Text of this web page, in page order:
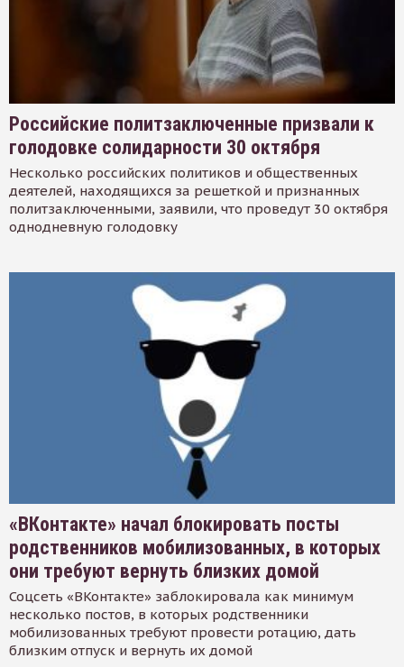
Российские политзаключенные призвали к
голодовке солидарности 30 октября
Несколько российских политиков и общественных
деятелей, находящихся за решеткой и признанных
политзаключенными, заявили, что проведут 30 октября
однодневную голодовку
«ВКонтакте» начал блокировать посты
родственников мобилизованных, в которых
они требуют вернуть близких домой
Соцсеть «ВКонтакте» заблокировала как минимум
несколько постов, в которых родственники
мобилизованных требуют провести ротацию, дать
близким отпуск и вернуть их домой